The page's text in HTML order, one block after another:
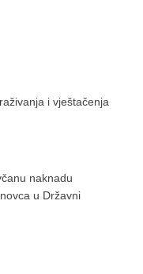
i vještačenja
naknadu
u Državni